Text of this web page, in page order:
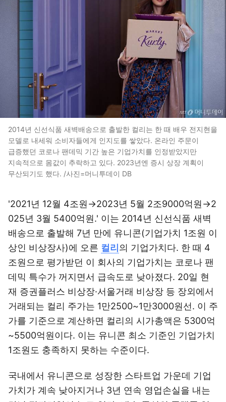
2014년 신선식품 새벽배송으로 출발한 컬리는 한 때 배우 전지현을
모델로 내세워 소비자들에게 인지도를 쌓았다. 온라인 주문이
급증했던 코로나 팬데믹 기간 높은 기업가치를 인정받았지만
지속적으로 몸값이 추락하고 있다. 2023년엔 증시 상장 계획이
무산되기도 했다. /사진=머니투데이 DB
'2021년 12월 4조원→2023년 5월 2조9000억원→2
025년 3월 5400억원.' 이는 2014년 신선식품 새벽
배송으로 출발해 7년 만에 유니콘(기업가치 1조원 이
상인 비상장사)에 오른 컬리 의 기업가치다. 한 때 4
조원으로 평가받던 이 회사의 기업가치는 코로나 팬
데믹 특수가 꺼지면서 급속도로 낮아졌다. 20일 현
재 증권플러스 비상장·서울거래 비상장 등 장외에서
거래되는 컬리 주가는 1만2500~1만3000원선. 이 주
가를 기준으로 계산하면 컬리의 시가총액은 5300억
~5500억원이다. 이는 유니콘 최소 기준인 기업가치
1조원도 충족하지 못하는 수준이다.
국내에서 유니콘으로 성장한 스타트업 가운데 기업
가치가 계속 낮아지거나 3년 연속 영업손실을 내는